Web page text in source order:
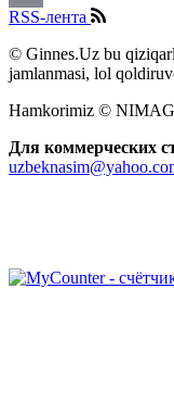
Email
RSS-лента
© Ginnes.Uz bu
jamlanmasi, lol
Hamkorimiz ©
Для коммерческих